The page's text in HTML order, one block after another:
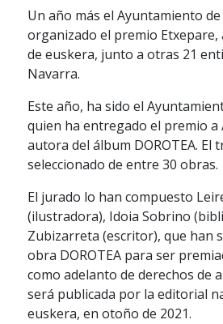
Un año más el Ayuntamiento
organizado el premio Etxepare,
de euskera, junto a otras 21
Navarra.
Este año, ha sido el
quien ha entregado el premio a
autora del álbum DOROTEA. El
seleccionado de entre 30 obras.
El jurado lo han compuesto
(ilustradora), Idoia Sobrino
Zubizarreta (escritor), que han
obra DOROTEA para ser
como adelanto de derechos de
será publicada por la editorial
euskera, en otoño de 2021.